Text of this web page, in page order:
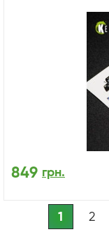
849 грн.
1 2